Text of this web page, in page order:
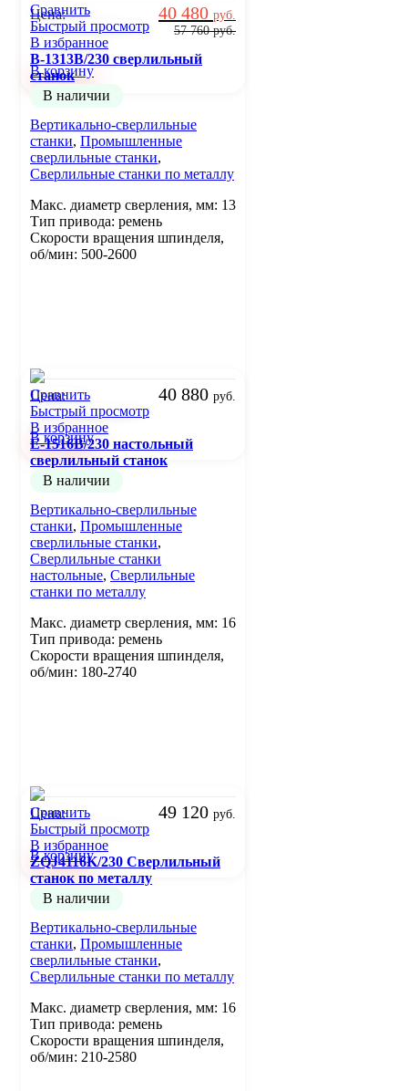
Цена:
57 760руб.
40 480 руб.
В корзину
Сравнить
Быстрый просмотр
В избранное
B-1313B/230 сверлильный
станок
В наличии
Вертикально-сверлильные
станки, Промышленные
сверлильные станки,
Сверлильные станки по металлу
Цена: 40 880 руб.
Макс. диаметр сверления, мм: 13
Тип привода: ремень
Скорости вращения шпинделя,
об/мин: 500-2600
В корзину
Сравнить
Быстрый просмотр
В избранное
E-1516B/230 настольный
сверлильный станок
В наличии
Вертикально-сверлильные
станки, Промышленные
сверлильные станки,
Сверлильные станки
настольные, Сверлильные
станки по металлу
Цена: 49 120 руб.
Макс. диаметр сверления, мм: 16
Тип привода: ремень
Скорости вращения шпинделя,
об/мин: 180-2740
В корзину
Сравнить
Быстрый просмотр
В избранное
ZQJ4116K/230 Сверлильный
станок по металлу
В наличии
Вертикально-сверлильные
станки, Промышленные
сверлильные станки,
Сверлильные станки по металлу
Макс. диаметр сверления, мм: 16
Тип привода: ремень
Скорости вращения шпинделя,
об/мин: 210-2580